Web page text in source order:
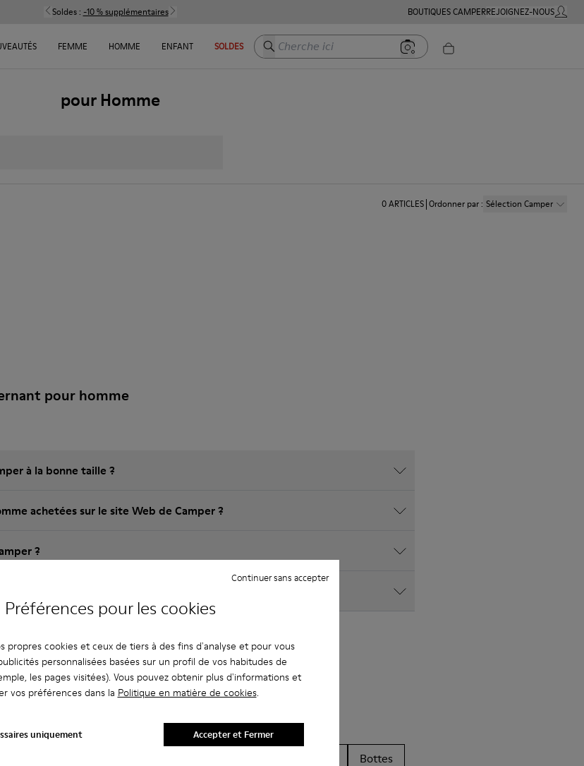
Préférences pour les cookies
propres cookies et ceux de tiers à des fins d'analyse et pour vous
personnalisées basées sur un profil de vos habitudes de
les pages visitées). Vous pouvez obtenir plus d'informations et
vos préférences dans la Politique en matière de cookies.
uniquement
Continuer sans accepter
Accepter et Fermer
Soldes : -10 % supplémentaires BOUTIQUES CAMPERREJOIGNEZ-NOUSMON
FEMME HOMME ENFANT SOLDES Cherche ici
pour Homme
0ARTICLES Ordonner par: Sélection Camper
pour homme
à la bonne taille ?
garantie sur les pour Homme achetées sur le site Web de Camper ?
?
Bottes